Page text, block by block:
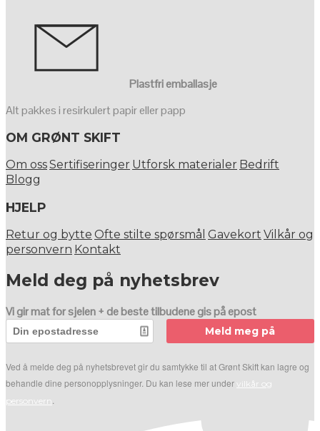
Plastfri emballasje
Alt pakkes i resirkulert papir eller papp
OM GRØNT SKIFT
Om ossSertifiseringer Utforsk materialer Bedrift
Blogg
HJELP
Retur og bytte Ofte stilte spørsmål Gavekort Vilkår og
personvern Kontakt
Meld deg på nyhetsbrev
Vi gir mat for sjelen + de beste tilbudene gis på epost
Meld meg på
Ved å melde deg på nyhetsbrevet gir du samtykke til at Grønt Skift kan lagre og
behandle dine personopplysninger. Du kan lese mer under vilkår og
personvern